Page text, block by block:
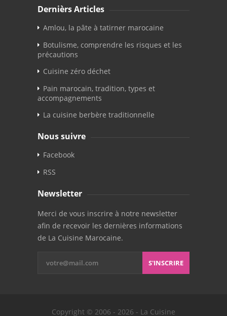
Dernièrs Articles
Amlou, la pâte à tatirner marocaine
Botulisme, comprendre les risques et les
précautions
Cuisine zéro déchet
Pain marocain, tradition, types et
accompagnements
La cuisine berbère traditionnelle
Nous suivre
Facebook
RSS
Newsletter
Merci de vous inscrire à notre newsletter
afin de recevoir les dernières informations
de La Cuisine Marocaine.
S'INSCRIRE
Copyright © 2006 - 2026 - La Cuisine